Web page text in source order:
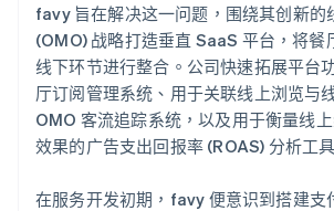
favy 旨在解决这一问题，围绕其创新的
(OMO) 战略打造垂直 SaaS 平台，将餐
线下环节进行整合。公司快速拓展平台
厅订阅管理系统、用于关联线上浏览与
OMO 客流追踪系统，以及用于衡量线
效果的广告支出回报率 (ROAS) 分析工具
在服务开发初期，favy 便意识到搭建支